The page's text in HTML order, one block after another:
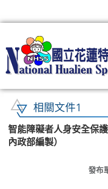
相關文件1
智能障礙者人身安全保
內政部編製）
發布